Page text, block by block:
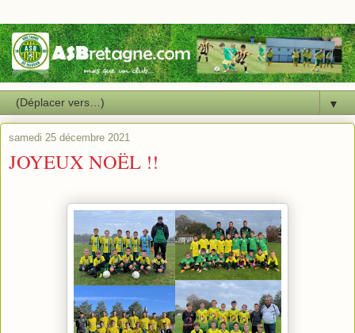
▼
samedi 25 décembre 2021
JOYEUX NOËL !!